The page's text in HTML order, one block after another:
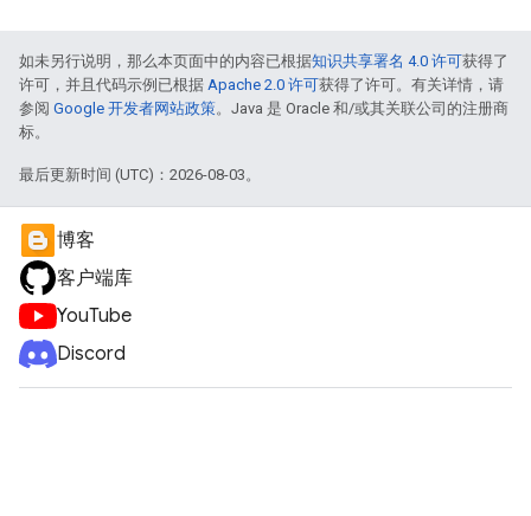
如未另行说明，那么本页面中的内容已根据知识共享署名 4.0 许可获得了
许可，并且代码示例已根据 Apache 2.0 许可获得了许可。有关详情，请
参阅 Google 开发者网站政策。Java 是 Oracle 和/或其关联公司的注册商
标。
最后更新时间 (UTC)：2026-08-03。
博客
客户端库
YouTube
Discord